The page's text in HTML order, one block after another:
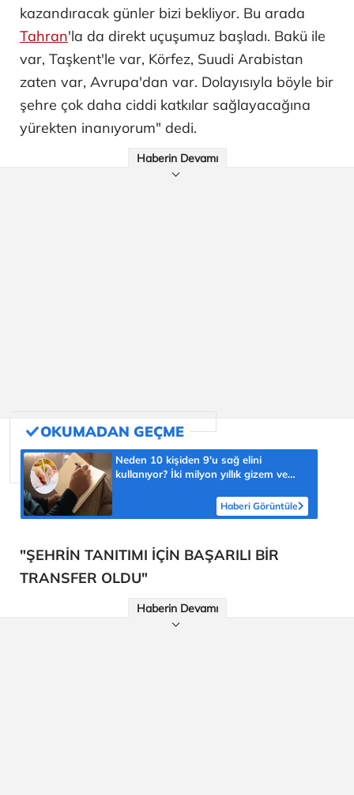
kazandıracak günler bizi bekliyor. Bu arada
Tahran'la da direkt uçuşumuz başladı. Bakü ile
var, Taşkent'le var, Körfez, Suudi Arabistan
zaten var, Avrupa'dan var. Dolayısıyla böyle bir
şehre çok daha ciddi katkılar sağlayacağına
yürekten inanıyorum" dedi.
Haberin Devamı
Neden 10 kişiden 9'u sağ elini
kullanıyor? İki milyon yıllık gizem ve
Haberi Görüntüle
"ŞEHRİN TANITIMI İÇİN BAŞARILI BİR
TRANSFER OLDU"
Haberin Devamı